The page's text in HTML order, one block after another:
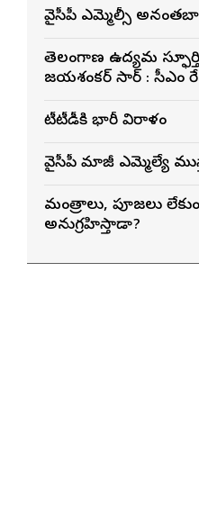
వైసీపీ ఎమ్మెల్సీ
తెలంగాణ ఉద్యమ
జయశంకర్ సార్ : సీఎం
టీటీడీకి భారీ విరాళం
వైసీపీ మాజీ ఎమ్మెల్యే
మంత్రాలు, పూజలు
అనుగ్రహిస్తాడా?